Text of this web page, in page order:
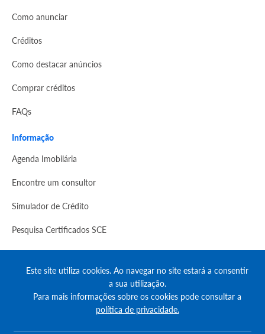
Como anunciar
Créditos
Como destacar anúncios
Comprar créditos
FAQs
Informação
Agenda Imobilária
Encontre um consultor
Simulador de Crédito
Pesquisa Certificados SCE
Este site utiliza cookies. Ao navegar no site estará a consentir
a sua utilização.
Para mais informações sobre os cookies pode consultar a
política de privacidade.